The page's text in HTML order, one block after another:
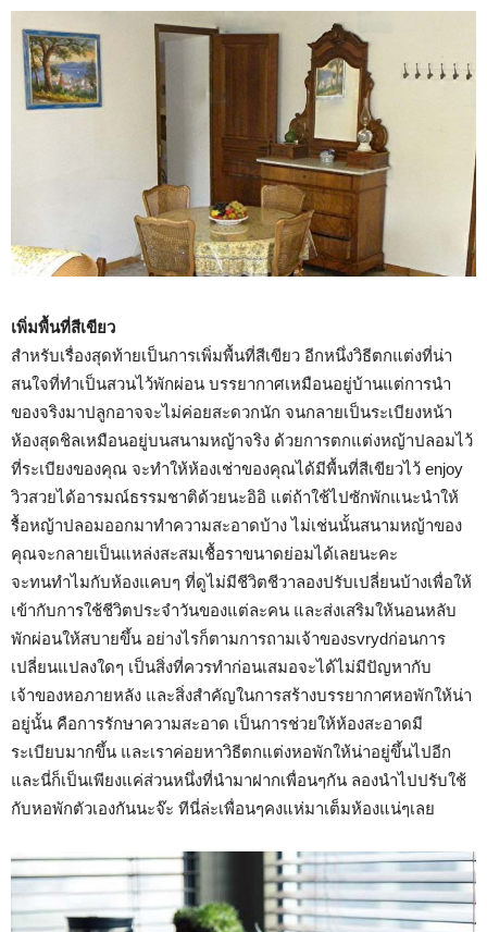
เพิ่มพื้นที่สีเขียว
สำหรับเรื่องสุดท้ายเป็นการเพิ่มพื้นที่สีเขียว อีกหนึ่งวิธีตกแต่งที่น่า
สนใจที่ทำเป็นสวนไว้พักผ่อน บรรยากาศเหมือนอยู่บ้านแต่การนำ
ของจริงมาปลูกอาจจะไม่ค่อยสะดวกนัก จนกลายเป็นระเบียงหน้า
ห้องสุดชิลเหมือนอยู่บนสนามหญ้าจริง ด้วยการตกแต่งหญ้าปลอมไว้
ที่ระเบียงของคุณ จะทำให้ห้องเช่าของคุณได้มีพื้นที่สีเขียวไว้ enjoy
วิวสวยได้อารมณ์ธรรมชาติด้วยนะอิอิ แต่ถ้าใช้ไปซักพักแนะนำให้
รื้อหญ้าปลอมออกมาทำความสะอาดบ้าง ไม่เช่นนั้นสนามหญ้าของ
คุณจะกลายเป็นแหล่งสะสมเชื้อราขนาดย่อมได้เลยนะคะ
จะทนทำไมกับห้องแคบๆ ที่ดูไม่มีชีวิตชีวาลองปรับเปลี่ยนบ้างเพื่อให้
เข้ากับการใช้ชีวิตประจำวันของแต่ละคน และส่งเสริมให้นอนหลับ
พักผ่อนให้สบายขึ้น อย่างไรก็ตามการถามเจ้าของsvrydก่อนการ
เปลี่ยนแปลงใดๆ เป็นสิ่งที่ควรทำก่อนเสมอจะได้ไม่มีปัญหากับ
เจ้าของหอภายหลัง และสิ่งสำคัญในการสร้างบรรยากาศหอพักให้น่า
อยู่นั้น คือการรักษาความสะอาด เป็นการช่วยให้ห้องสะอาดมี
ระเบียบมากขึ้น และเราค่อยหาวิธีตกแต่งหอพักให้น่าอยู่ขึ้นไปอีก
และนี่ก็เป็นเพียงแค่ส่วนหนึ่งที่นำมาฝากเพื่อนๆกัน ลองนำไปปรับใช้
กับหอพักตัวเองกันนะจ๊ะ ทีนี่ล่ะเพื่อนๆคงแห่มาเต็มห้องแน่ๆเลย